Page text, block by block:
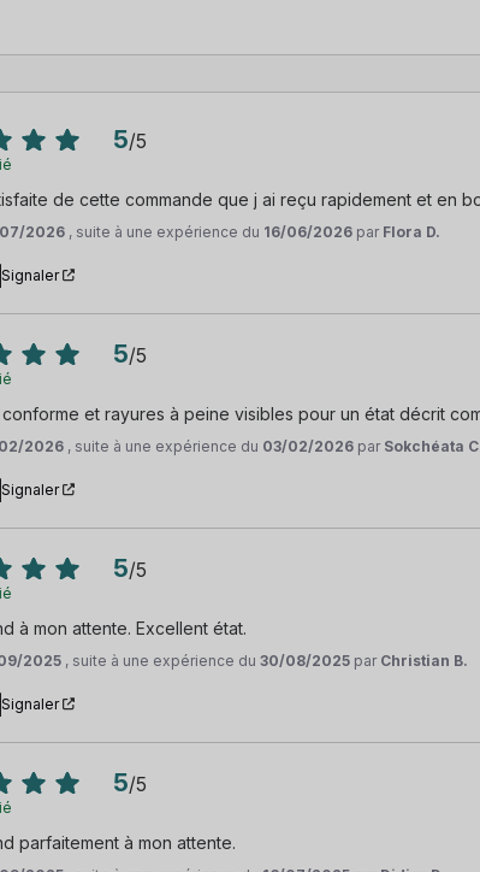
5/5
de cette commande que j ai reçu rapidement et en
2026 , suite à une expérience du 16/06/2026 par Flora D.
Signaler
5/5
et rayures à peine visibles pour un état décrit
2026 , suite à une expérience du 03/02/2026 par Sokchéata
Signaler
5/5
à mon attente. Excellent état.
2025 , suite à une expérience du30/08/2025 par Christian B.
Signaler
5/5
parfaitement à mon attente.